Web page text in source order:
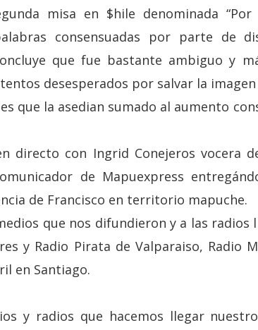
misa en $hile denominada
consensuadas por parte de
que fue bastante ambiguo y
desesperados por salvar la
que la asedian sumado al aumento
directo con Ingrid Conejeros vocera
de Mapuexpress
de Francisco en territorio mapuche.
que nos difundieron y a las radios
y Radio Pirata de Valparaiso, Radio
en Santiago.
y radios que hacemos llegar